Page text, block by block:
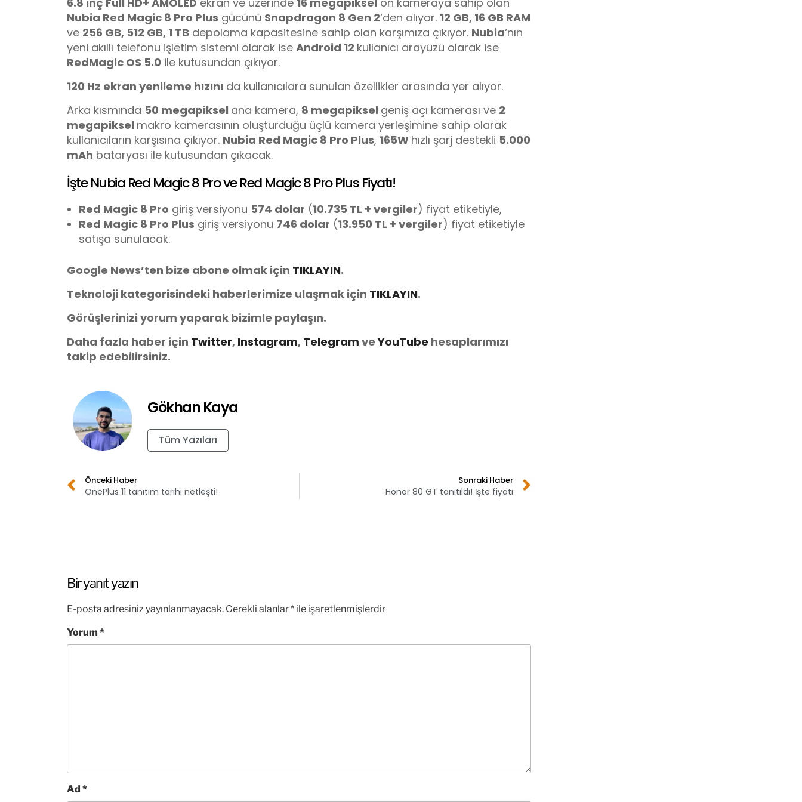
Nubia Red Magic 8 Pro Plus gücünü Snapdragon 8 Gen 2‘den alıyor. 12 GB, 16 GB RAM
ve 256 GB, 512 GB, 1 TB depolama kapasitesine sahip olan karşımıza çıkıyor. Nubia‘nın
yeni akıllı telefonu işletim sistemi olarak ise Android 12 kullanıcı arayüzü olarak ise
RedMagic OS 5.0 ile kutusundan çıkıyor.
120 Hz ekran yenileme hızını da kullanıcılara sunulan özellikler arasında yer alıyor.
Arka kısmında 50 megapiksel ana kamera, 8 megapiksel geniş açı kamerası ve 2
megapiksel makro kamerasının oluşturduğu üçlü kamera yerleşimine sahip olarak
kullanıcıların karşısına çıkıyor. Nubia Red Magic 8 Pro Plus, 165W hızlı şarj destekli 5.000
mAh bataryası ile kutusundan çıkacak.
İşte Nubia Red Magic 8 Pro ve Red Magic 8 Pro Plus Fiyatı!
Red Magic 8 Pro giriş versiyonu 574 dolar (10.735 TL + vergiler) fiyat etiketiyle,
Red Magic 8 Pro Plus giriş versiyonu 746 dolar (13.950 TL + vergiler) fiyat etiketiyle
satışa sunulacak.
Google News’ten bize abone olmak için TIKLAYIN.
Teknoloji kategorisindeki haberlerimize ulaşmak için TIKLAYIN.
Görüşlerinizi yorum yaparak bizimle paylaşın.
Daha fazla haber için Twitter, Instagram, Telegram veYouTube hesaplarımızı
takip edebilirsiniz.
Gökhan Kaya
Tüm Yazıları
Önceki Haber
OnePlus 11 tanıtım tarihi netleşti!
Sonraki Haber
Honor 80 GT tanıtıldı! İşte fiyatı
Bir yanıt yazın
E-posta adresiniz yayınlanmayacak. Gerekli alanlar* ile işaretlenmişlerdir
Yorum *
Ad *